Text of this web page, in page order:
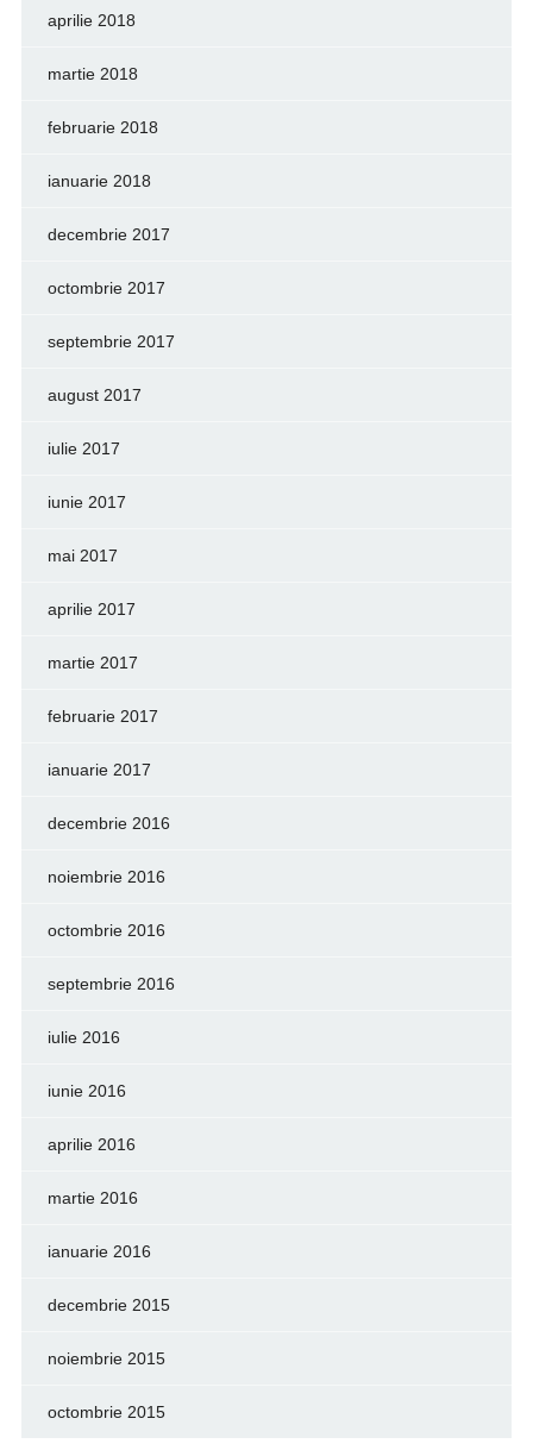
aprilie 2018
martie 2018
februarie 2018
ianuarie 2018
decembrie 2017
octombrie 2017
septembrie 2017
august 2017
iulie 2017
iunie 2017
mai 2017
aprilie 2017
martie 2017
februarie 2017
ianuarie 2017
decembrie 2016
noiembrie 2016
octombrie 2016
septembrie 2016
iulie 2016
iunie 2016
aprilie 2016
martie 2016
ianuarie 2016
decembrie 2015
noiembrie 2015
octombrie 2015